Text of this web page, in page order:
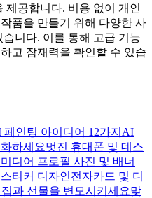
제공합니다. 비용 없이 개인
품을 만들기 위해 다양한 사
니다. 이를 통해 고급 기능
고 잠재력을 확인할 수 있습
인팅 아이디어 12가지 AI
하세요멋진 휴대폰 및 데스
디어 프로필 사진 및 배너
티커 디자인전자카드 및 디
과 선물을 변모시키세요맞